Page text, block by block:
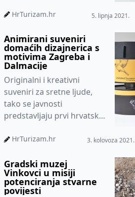
HrTurizam.hr 5. lipnja 2021.
Animirani suveniri
domaćih dizajnerica s
motivima Zagreba i
Dalmacije
Originalni i kreativni
suveniri za sretne ljude,
tako se javnosti
predstavljaju prvi hrvatski
osmislile i dizajnirale isku...
HrTurizam.hr 3. kolovoza 2021.
Gradski muzej
Vinkovci u misiji
potenciranja stvarne
povijesti